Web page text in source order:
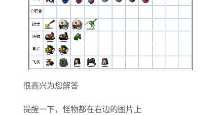
很高兴为您解答
提醒一下，怪物都在右边的图片上